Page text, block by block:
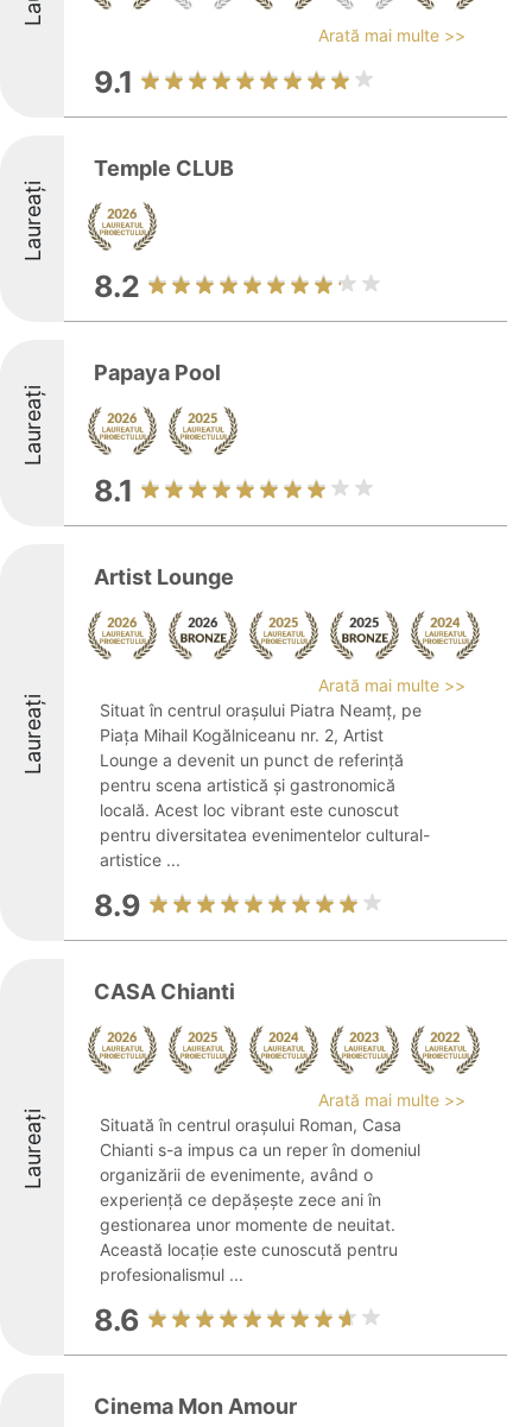
Arată mai multe >>
9.1
Laureați
Temple CLUB
8.2
Laureați
Papaya Pool
8.1
Laureați
Artist Lounge
Arată mai multe >>
Situat în centrul orașului Piatra Neamț, pe
Piața Mihail Kogălniceanu nr. 2, Artist
Lounge a devenit un punct de referință
pentru scena artistică și gastronomică
locală. Acest loc vibrant este cunoscut
pentru diversitatea evenimentelor cultural-
artistice ...
8.9
Laureați
CASA Chianti
Arată mai multe >>
Situată în centrul orașului Roman, Casa
Chianti s-a impus ca un reper în domeniul
organizării de evenimente, având o
experiență ce depășește zece ani în
gestionarea unor momente de neuitat.
Această locație este cunoscută pentru
profesionalismul ...
8.6
Cinema Mon Amour